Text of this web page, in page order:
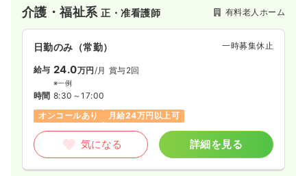
介護・福祉系正・准看護師 有料老人ホーム
日勤のみ（常勤） 一時募集休止
給与 24.0万円/月 賞与2回
※一例
時間 8:30～17:00
オンコールあり
月給24万円以上可
気になる 詳細を見る